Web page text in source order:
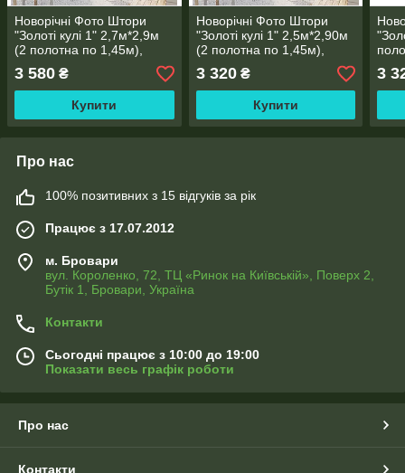
Новорічні Фото Штори
"Золоті кулі 1" 2,7м*2,9м
(2 полотна по 1,45м),
3 580 ₴
Купити
Новорічні Фото Штори
"Золоті кулі 1" 2,5м*2,90м
(2 полотна по 1,45м),
3 320₴
Купити
3
Про нас
100% позитивних з 15 відгуків за рік
Працює з 17.07.2012
м. Бровари
вул. Короленко, 72, ТЦ «Ринок на Київській», Поверх 2,
Бутік 1, Бровари, Україна
Контакти
Сьогодні працює з 10:00 до 19:00
Показати весь графік роботи
Про нас
Контакти